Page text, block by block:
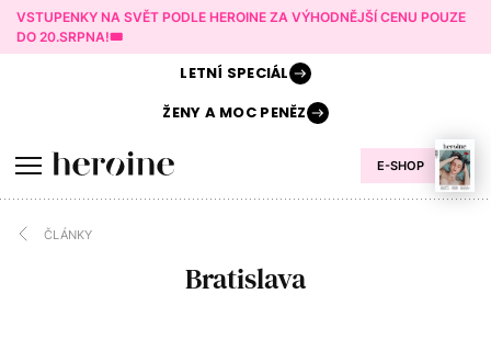
VSTUPENKY NA SVĚT PODLE HEROINE ZA VÝHODNĚJŠÍ CENU POUZE
DO 20.SRPNA!🎟️
E-SHOP
LETNÍ SPECIÁL
ŽENY AMOC PENĚZ
ČLÁNKY
Bratislava